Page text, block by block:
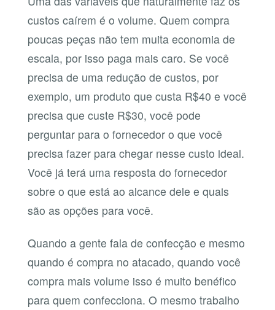
custos caírem é o volume. Quem compra
poucas peças não tem muita economia de
escala, por isso paga mais caro. Se você
precisa de uma redução de custos, por
exemplo, um produto que custa R$40 e você
precisa que custe R$30, você pode
perguntar para o fornecedor o que você
precisa fazer para chegar nesse custo ideal.
Você já terá uma resposta do fornecedor
sobre o que está ao alcance dele e quais
são as opções para você.
Quando a gente fala de confecção e mesmo
quando é compra no atacado, quando você
compra mais volume isso é muito benéfico
para quem confecciona. O mesmo trabalho